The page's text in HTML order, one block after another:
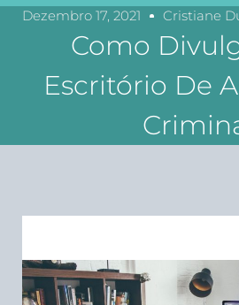
Dezembro 17, 2021 Cristiane
Como
Escritório De